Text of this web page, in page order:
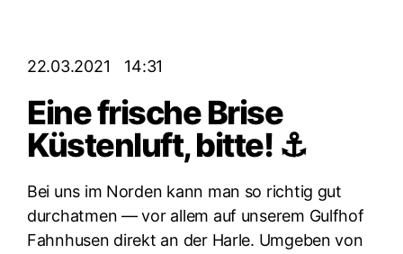
22.03.2021 14:31
Eine frische Brise
Küstenluft, bitte! ⚓️
Bei uns im Nor­den kann man so rich­tig gut
durch­at­men — vor allem auf unse­rem Gulfhof
Fahn­husen direkt an der Harle. Umge­ben von